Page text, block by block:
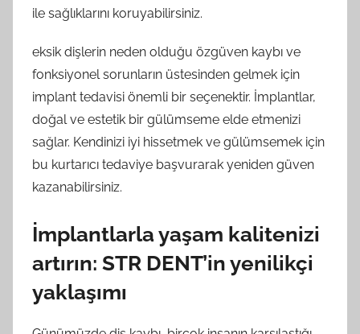
ile sağlıklarını koruyabilirsiniz.
eksik dişlerin neden olduğu özgüven kaybı ve
fonksiyonel sorunların üstesinden gelmek için
implant tedavisi önemli bir seçenektir. İmplantlar,
doğal ve estetik bir gülümseme elde etmenizi
sağlar. Kendinizi iyi hissetmek ve gülümsemek için
bu kurtarıcı tedaviye başvurarak yeniden güven
kazanabilirsiniz.
İmplantlarla yaşam kalitenizi
artırın: STR DENT’in yenilikçi
yaklaşımı